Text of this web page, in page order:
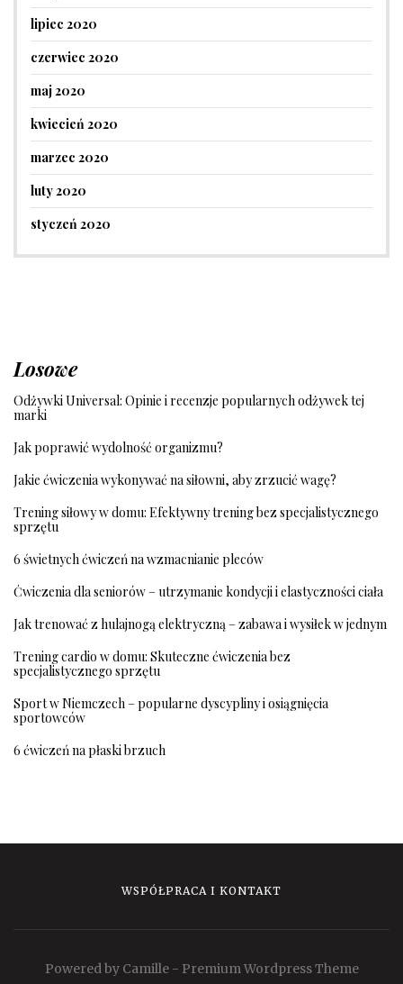
lipiec 2020
czerwiec 2020
maj 2020
kwiecień 2020
marzec 2020
luty 2020
styczeń 2020
Losowe
Odżywki Universal: Opinie i recenzje popularnych odżywek tej
marki
Jak poprawić wydolność organizmu?
Jakie ćwiczenia wykonywać na siłowni, aby zrzucić wagę?
Trening siłowy w domu: Efektywny trening bez specjalistycznego
sprzętu
6 świetnych ćwiczeń na wzmacnianie pleców
Ćwiczenia dla seniorów – utrzymanie kondycji i elastyczności ciała
Jak trenować z hulajnogą elektryczną – zabawa i wysiłek w jednym
Trening cardio w domu: Skuteczne ćwiczenia bez
specjalistycznego sprzętu
Sport w Niemczech – popularne dyscypliny i osiągnięcia
sportowców
6 ćwiczeń na płaski brzuch
WSPÓŁPRACA I KONTAKT
Powered by Camille - Premium Wordpress Theme